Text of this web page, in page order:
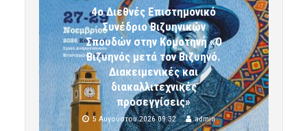
4ο Διεθνές Επιστημονικό
Συνέδριο Βιζυηνικών
Σπουδών στην Κομοτηνή «Ο
Βιζυηνός μετά τον Βιζυηνό.
Διακειμενικές και
διακαλλιτεχνικές
προσεγγίσεις»
5 Αυγούστου 2026 09:32 admin